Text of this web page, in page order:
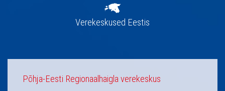
Verekeskused Eestis
Põhja-Eesti Regionaalhaigla verekeskus